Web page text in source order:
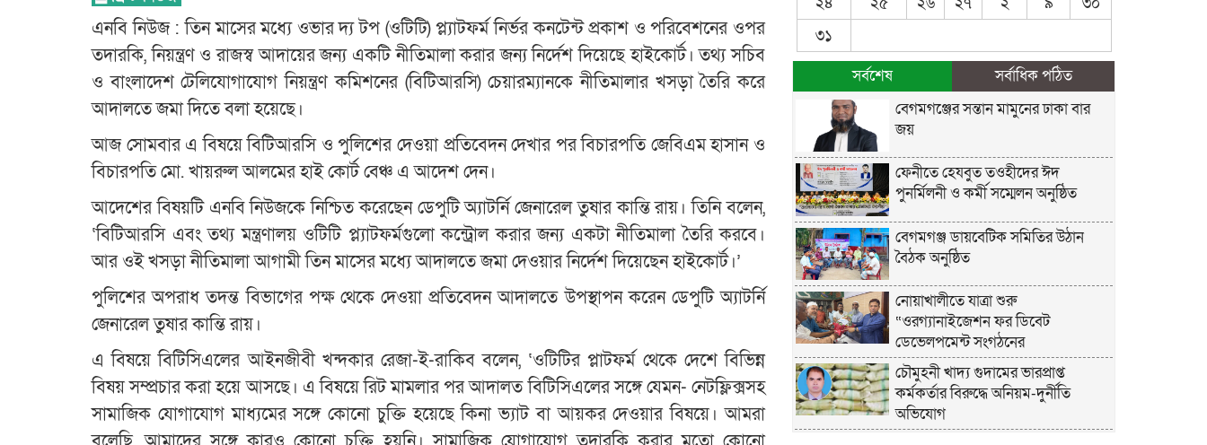
এনবি নিউজ : তিন মাসের মধ্যে ওভার দ্য টপ (ওটিটি) প্ল্যাটফর্ম নির্ভর কনটেন্ট প্রকাশ ও পরিবেশনের ওপর
তদারকি, নিয়ন্ত্রণ ও রাজস্ব আদায়ের জন্য একটি নীতিমালা করার জন্য নির্দেশ দিয়েছে হাইকোর্ট। তথ্য সচিব
ও বাংলাদেশ টেলিযোগাযোগ নিয়ন্ত্রণ কমিশনের (বিটিআরসি) চেয়ারম্যানকে নীতিমালার খসড়া তৈরি করে
আদালতে জমা দিতে বলা হয়েছে।
আজ সোমবার এ বিষয়ে বিটিআরসি ও পুলিশের দেওয়া প্রতিবেদন দেখার পর বিচারপতি জেবিএম হাসান ও
বিচারপতি মো. খায়রুল আলমের হাই কোর্ট বেঞ্চ এ আদেশ দেন।
আদেশের বিষয়টি এনবি নিউজকে নিশ্চিত করেছেন ডেপুটি অ্যাটর্নি জেনারেল তুষার কান্তি রায়। তিনি বলেন,
‘বিটিআরসি এবং তথ্য মন্ত্রণালয় ওটিটি প্ল্যাটফর্মগুলো কন্ট্রোল করার জন্য একটা নীতিমালা তৈরি করবে।
আর ওই খসড়া নীতিমালা আগামী তিন মাসের মধ্যে আদালতে জমা দেওয়ার নির্দেশ দিয়েছেন হাইকোর্ট।’
পুলিশের অপরাধ তদন্ত বিভাগের পক্ষ থেকে দেওয়া প্রতিবেদন আদালতে উপস্থাপন করেন ডেপুটি অ্যাটর্নি
জেনারেল তুষার কান্তি রায়।
এ বিষয়ে বিটিসিএলের আইনজীবী খন্দকার রেজা-ই-রাকিব বলেন, ‘ওটিটির প্লাটফর্ম থেকে দেশে বিভিন্ন
বিষয় সম্প্রচার করা হয়ে আসছে। এ বিষয়ে রিট মামলার পর আদালত বিটিসিএলের সঙ্গে যেমন- নেটফ্লিক্সসহ
সামাজিক যোগাযোগ মাধ্যমের সঙ্গে কোনো চুক্তি হয়েছে কিনা ভ্যাট বা আয়কর দেওয়ার বিষয়ে। আমরা
৩১
সর্বশেষ
সর্বাধিক পঠিত
বেগমগঞ্জের সন্তান মামুনের ঢাকা বার
জয়
ফেনীতে হেযবুত তওহীদের ঈদ
পুনর্মিলনী ও কর্মী সম্মেলন অনুষ্ঠিত
বেগমগঞ্জ ডায়বেটিক সমিতির উঠান
বৈঠক অনুষ্ঠিত
নোয়াখালীতে যাত্রা শুরু
“ওরগ্যানাইজেশন ফর ডিবেট
ডেভেলপমেন্ট সংগঠনের
চৌমুহনী খাদ্য গুদামের ভারপ্রাপ্ত
কর্মকর্তার বিরুদ্ধে অনিয়ম-দুর্নীতি
অভিযোগ